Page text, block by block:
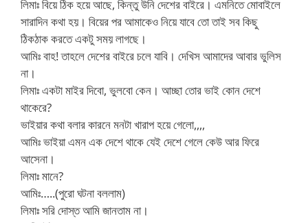
লিমাঃ বিয়ে ঠিক হয়ে আছে, কিন্তু উনি দেশের বাইরে। এমনিতে মোবাইলে
সারাদিন কথা হয়। বিয়ের পর আমাকেও নিয়ে যাবে তো তাই সব কিছু
ঠিকঠাক করতে একটু সময় লাগছে।
আমিঃ বাহ! তাহলে দেশের বাইরে চলে যাবি। দেখিস আমাদের আবার ভুলিস
না।
লিমাঃ একটা মাইর দিবো, ভুলবো কেন। আচ্ছা তোর ভাই কোন দেশে
থাকেরে?
ভাইয়ার কথা বলার কারনে মনটা খারাপ হয়ে গেলো,,,,
আমিঃ ভাইয়া এমন এক দেশে থাকে যেই দেশে গেলে কেউ আর ফিরে
আসেনা।
লিমাঃ মানে?
আমিঃ…..(পুরো ঘটনা বললাম)
লিমাঃ সরি দোস্ত আমি জানতাম না।